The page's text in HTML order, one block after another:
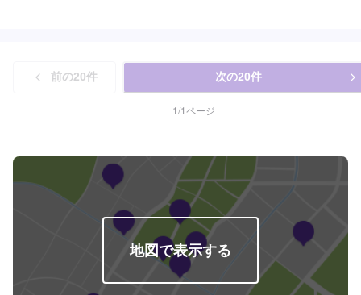
ァーにてお問い合わせ【2】入庫・ご相談【3】現車確認・入庫検査・お見積
【4】お車の整備【5】整備代金のお支払い【6】出庫（ご納車、またはご来
店）<代車について>代車をご用意しています。お車の作業中は代車をご利用
ください。※代車の燃料代はお客様にご負担いただいております。※状況によ
前の20件 次の20件
1/1ページ
地図で表示する